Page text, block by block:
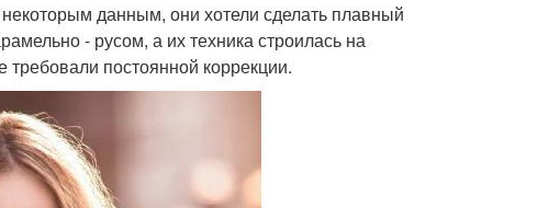
данным, они хотели сделать плавный
- русом, а их техника строилась на
постоянной коррекции.